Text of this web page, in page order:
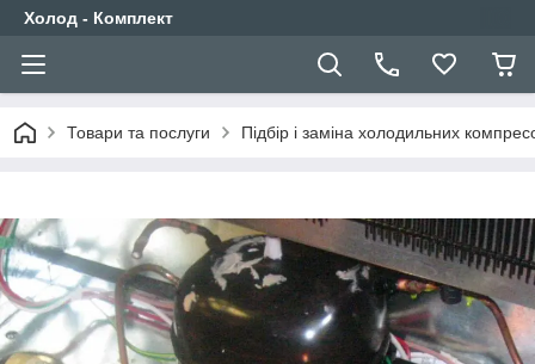
Холод - Комплект
Товари та послуги Підбір і заміна холодильних